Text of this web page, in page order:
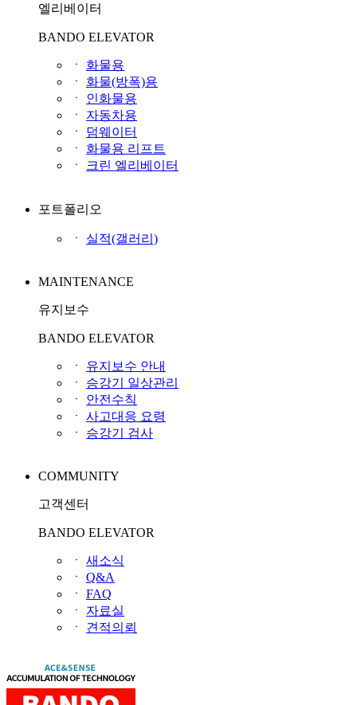
엘리베이터
BANDO ELEVATOR
ㆍ 화물용
ㆍ 화물(방폭)용
ㆍ 인화물용
ㆍ 자동차용
ㆍ 덤웨이터
ㆍ 화물용 리프트
ㆍ
크린 엘리베이터
포트폴리오
ㆍ 실적(갤러리)
MAINTENANCE
유지보수
BANDO ELEVATOR
ㆍ 유지보수 안내
ㆍ 승강기 일상관리
ㆍ 안전수칙
ㆍ 사고대응 요령
ㆍ 승강기 검사
COMMUNITY
고객센터
BANDO ELEVATOR
ㆍ 새소식
ㆍ Q&A
ㆍ FAQ
ㆍ 자료실
ㆍ 견적의뢰